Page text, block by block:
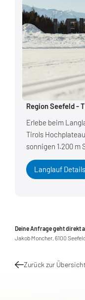
Region Seefeld -
Erlebe beim
Tirols
sonnigen 1.200 m
Langlauf Details
Deine Anfrage geht direkt
Jakob Moncher, 6100
Zurück zur Übersicht